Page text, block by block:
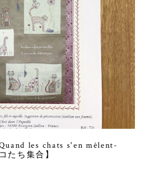
les chats s'en mêlent-
たち集合】